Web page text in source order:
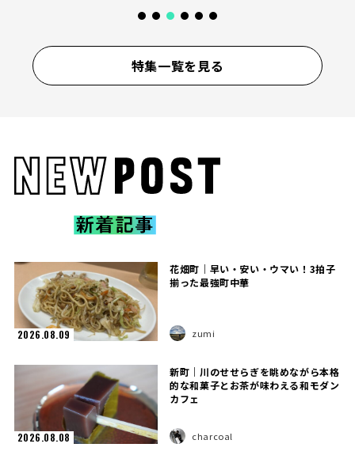
特集一覧を見る
2026.08.09
花畑町｜早い・安い・ウマい！3拍子
揃った最強町中華
zumi
2026.08.08
新町｜川のせせらぎを眺めながら本格
的な和菓子とお茶が味わえる和モダン
カフェ
charcoal